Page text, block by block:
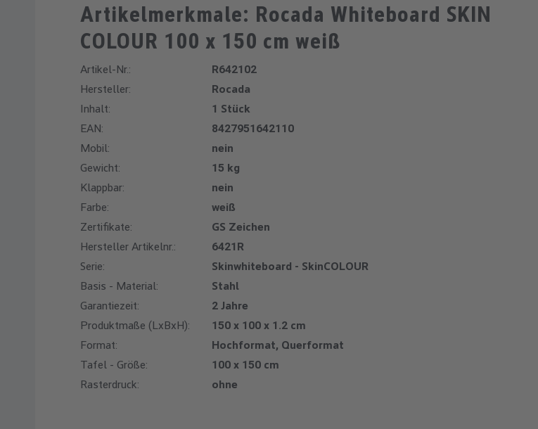
Artikelmerkmale: Rocada Whiteboard SKIN
COLOUR 100 x 150 cm weiß
Artikel-Nr.:
R642102
Hersteller:
Rocada
Inhalt:
1 Stück
EAN:
8427951642110
Mobil:
nein
Gewicht:
15 kg
Klappbar:
nein
Farbe:
weiß
Zertifikate:
GS Zeichen
Hersteller Artikelnr.:
6421R
Serie:
Skinwhiteboard - SkinCOLOUR
Basis - Material:
Stahl
Garantiezeit:
2 Jahre
Produktmaße (LxBxH):
150 x 100 x 1.2 cm
Format:
Hochformat, Querformat
Tafel - Größe:
100 x 150 cm
Rasterdruck:
ohne